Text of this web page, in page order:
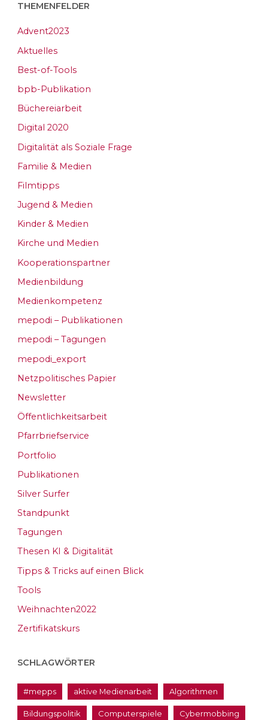
THEMENFELDER
Advent2023
Aktuelles
Best-of-Tools
bpb-Publikation
Büchereiarbeit
Digital 2020
Digitalität als Soziale Frage
Familie & Medien
Filmtipps
Jugend & Medien
Kinder & Medien
Kirche und Medien
Kooperationspartner
Medienbildung
Medienkompetenz
mepodi – Publikationen
mepodi – Tagungen
mepodi_export
Netzpolitisches Papier
Newsletter
Öffentlichkeitsarbeit
Pfarrbriefservice
Portfolio
Publikationen
Silver Surfer
Standpunkt
Tagungen
Thesen KI & Digitalität
Tipps & Tricks auf einen Blick
Tools
Weihnachten2022
Zertifikatskurs
SCHLAGWÖRTER
#mepps aktive Medienarbeit Algorithmen
Bildungspolitik Computerspiele Cybermobbing